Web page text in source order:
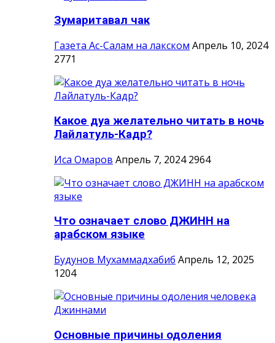
Зумаритавал чак
Газета Ас-Салам на лакском Апрель 10, 2024
2771
Какое дуа желательно читать в ночь
Лайлатуль-Кадр?
Иса Омаров Апрель 7, 2024 2964
Что означает слово ДЖИНН на
арабском языке
Будунов Мухаммадхабиб Апрель 12, 2025
1204
Основные причины одоления